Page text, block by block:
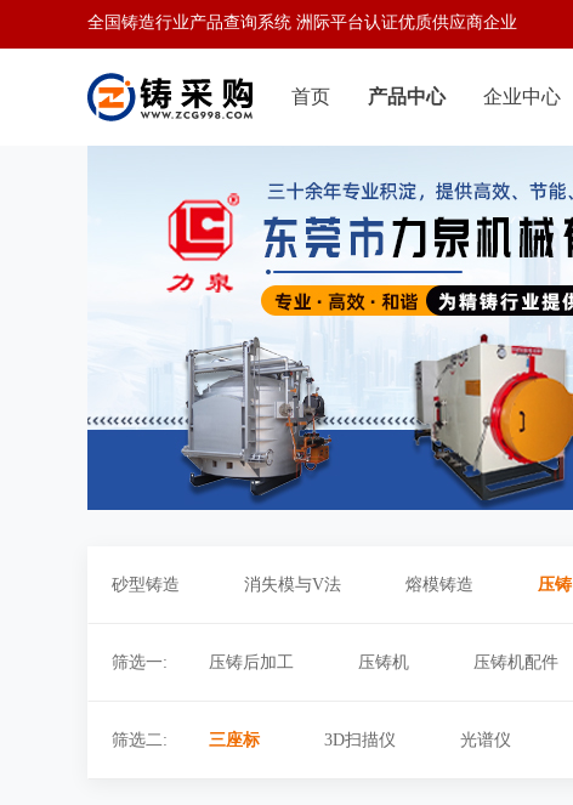
全国铸造行业产品查询系统 洲际平台认证优质供应商企业
首页 产品中心 企业中心
砂型铸造 消失模与V法 熔模铸造 压铸
筛选一: 压铸后加工 压铸机 压铸机配件
筛选二: 三座标 3D扫描仪 光谱仪